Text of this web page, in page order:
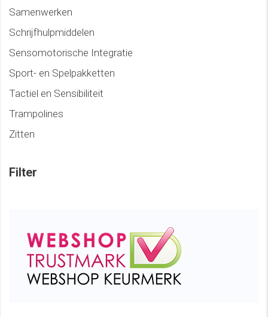
Samenwerken
Schrijfhulpmiddelen
Sensomotorische Integratie
Sport- en Spelpakketten
Tactiel en Sensibiliteit
Trampolines
Zitten
Filter